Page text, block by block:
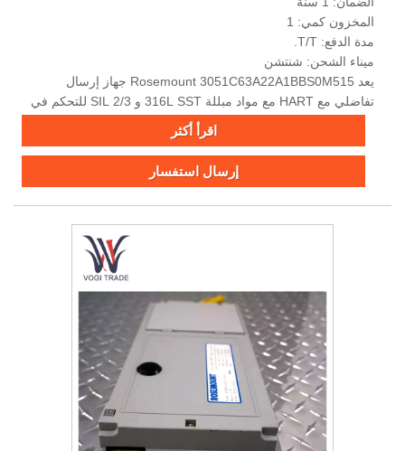
المخزون كمي: 1
مدة الدفع: T/T.
ميناء الشحن: شنتشن
يعد Rosemount 3051C63A22A1BBS0M515 جهاز إرسال
تفاضلي مع HART مع مواد مبللة 316L SST و SIL 2/3 للتحكم في
اقرأ أكثر
إرسال استفسار